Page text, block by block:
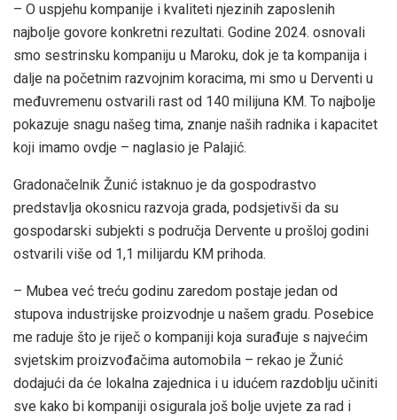
– O uspjehu kompanije i kvaliteti njezinih zaposlenih
najbolje govore konkretni rezultati. Godine 2024. osnovali
smo sestrinsku kompaniju u Maroku, dok je ta kompanija i
dalje na početnim razvojnim koracima, mi smo u Derventi u
međuvremenu ostvarili rast od 140 milijuna KM. To najbolje
pokazuje snagu našeg tima, znanje naših radnika i kapacitet
koji imamo ovdje – naglasio je Palajić.
Gradonačelnik Žunić istaknuo je da gospodrastvo
predstavlja okosnicu razvoja grada, podsjetivši da su
gospodarski subjekti s područja Dervente u prošloj godini
ostvarili više od 1,1 milijardu KM prihoda.
– Mubea već treću godinu zaredom postaje jedan od
stupova industrijske proizvodnje u našem gradu. Posebice
me raduje što je riječ o kompaniji koja surađuje s najvećim
svjetskim proizvođačima automobila – rekao je Žunić
dodajući da će lokalna zajednica i u idućem razdoblju učiniti
sve kako bi kompaniji osigurala još bolje uvjete za rad i